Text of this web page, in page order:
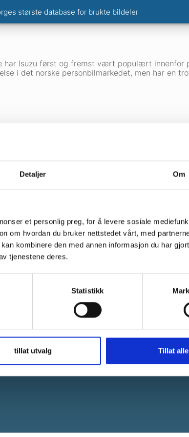
Detaljer Om
et personlig preg, for å levere sosiale
om hvordan du bruker nettstedet vårt, med
kombinere den med annen informasjon du har
tjenestene deres.
Statistikk
tillat utvalg Tillat alle
største database for brukte bildeler
har Isuzu først og fremst vært populært innenfor
i det norske personbilmarkedet, men har en
Campo 1989-2001
Pick up 1980-1995
Trooper 1981-1991
Trooper